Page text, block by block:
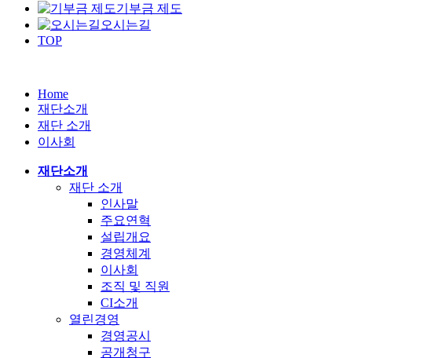
기부금 제도
오시는길
TOP
Home
재단소개
재단 소개
이사회
재단소개
재단 소개
인사말
주요연혁
설립개요
경영체계
이사회
조직 및 직원
CI소개
열린경영
경영공시
공개청구